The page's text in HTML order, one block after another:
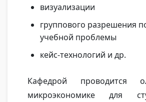
визуализации
группового разрешения
учебной проблемы
кейс-технологий и др.
Кафедрой проводится
микроэкономике для